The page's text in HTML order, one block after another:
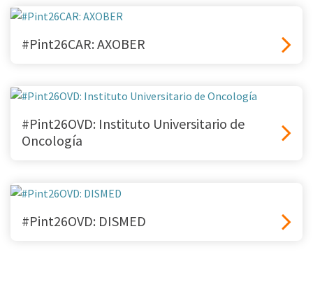
#Pint26CAR: AXOBER
#Pint26OVD: Instituto Universitario de
Oncología
#Pint26OVD: DISMED